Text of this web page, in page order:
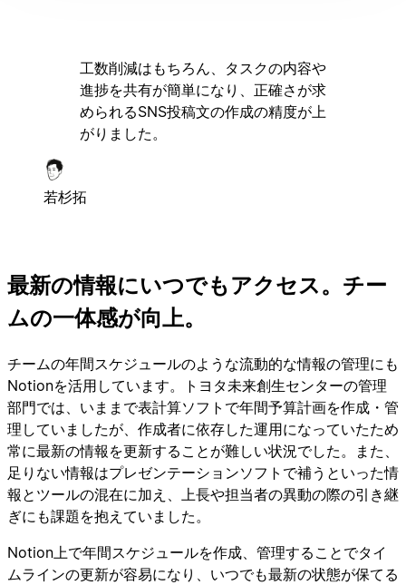
工数削減はもちろん、タスクの内容や
進捗を共有が簡単になり、正確さが求
められるSNS投稿文の作成の精度が上
がりました。
若杉拓
最新の情報にいつでもアクセス。チー
ムの一体感が向上。
チームの年間スケジュールのような流動的な情報の管理にも
Notionを活用しています。トヨタ未来創生センターの管理
部門では、いままで表計算ソフトで年間予算計画を作成・管
理していましたが、作成者に依存した運用になっていたため
常に最新の情報を更新することが難しい状況でした。また、
足りない情報はプレゼンテーションソフトで補うといった情
報とツールの混在に加え、上長や担当者の異動の際の引き継
ぎにも課題を抱えていました。
Notion上で年間スケジュールを作成、管理することでタイ
ムラインの更新が容易になり、いつでも最新の状態が保てる